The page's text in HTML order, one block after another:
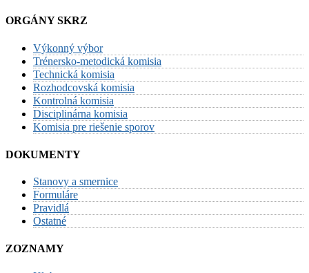
ORGÁNY SKRZ
Výkonný výbor
Trénersko-metodická komisia
Technická komisia
Rozhodcovská komisia
Kontrolná komisia
Disciplinárna komisia
Komisia pre riešenie sporov
DOKUMENTY
Stanovy a smernice
Formuláre
Pravidlá
Ostatné
ZOZNAMY